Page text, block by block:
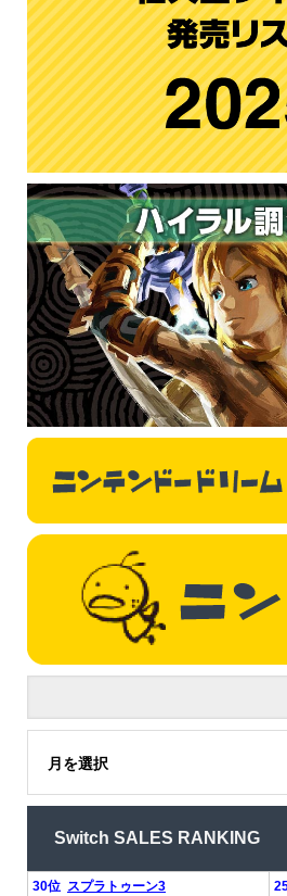
月を選択
Switch SALES RANKING